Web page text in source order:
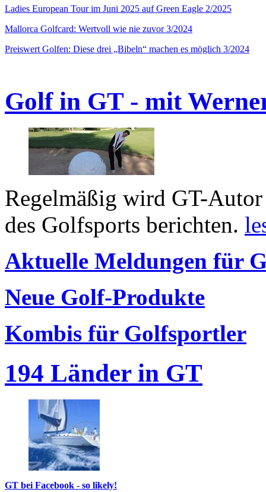
Ladies European Tour im Juni 2025 auf Green Eagle 2/2025
Mallorca Golfcard: Wertvoll wie nie zuvor 3/2024
Preiswert Golfen: Diese drei „Bibeln“ machen es möglich 3/2024
Golf in GT - mit
Regelmäßig wird GT-
des Golfsports berichten.
Aktuelle Meldungen für
Neue Golf-Produkte
Kombis für Golfsportler
194 Länder in GT
GT bei Facebook - so likely!